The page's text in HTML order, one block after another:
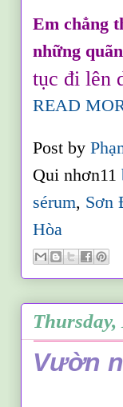
Em chẳng
những
tục đi lên
READ
Post by
Qui nhơn11
sérum, Sơn
Hòa
Vườn